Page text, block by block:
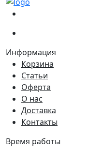
Информация
Корзина
Статьи
Оферта
О нас
Доставка
Контакты
Время работы